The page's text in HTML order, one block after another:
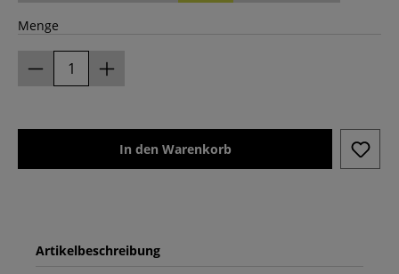
Menge
In den Warenkorb
Artikelbeschreibung